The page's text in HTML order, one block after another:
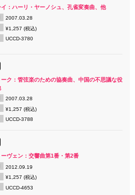
イ：ハーリ・ヤーノシュ、孔雀変奏曲、他
2007.03.28
¥1,257 (税込)
UCCD-3780
ク：管弦楽のための協奏曲、中国の不思議な役
2007.03.28
¥1,257 (税込)
UCCD-3788
ヴェン：交響曲第1番・第2番
2012.09.19
¥1,257 (税込)
UCCD-4653